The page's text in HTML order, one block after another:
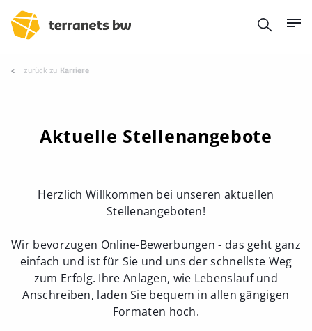
zurück zu Karriere
Aktuelle Stellenangebote
Herzlich Willkommen bei unseren aktuellen
Stellenangeboten!
Wir bevorzugen Online-Bewerbungen - das geht ganz
einfach und ist für Sie und uns der schnellste Weg
zum Erfolg. Ihre Anlagen, wie Lebenslauf und
Anschreiben, laden Sie bequem in allen gängigen
Formaten hoch.